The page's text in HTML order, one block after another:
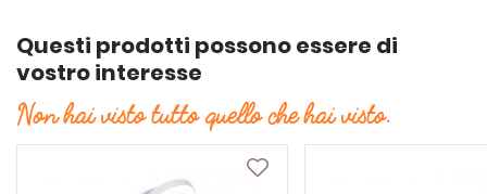
Questi prodotti possono essere di
vostro interesse
Non hai visto tutto quello che hai visto.